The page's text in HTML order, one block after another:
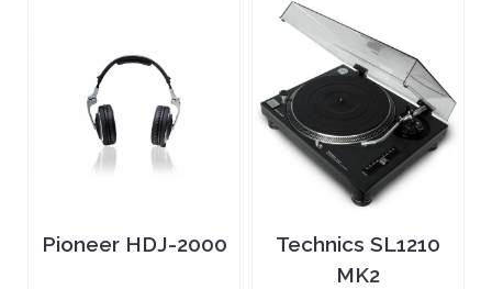
Pioneer HDJ-2000
Technics SL1210
MK2